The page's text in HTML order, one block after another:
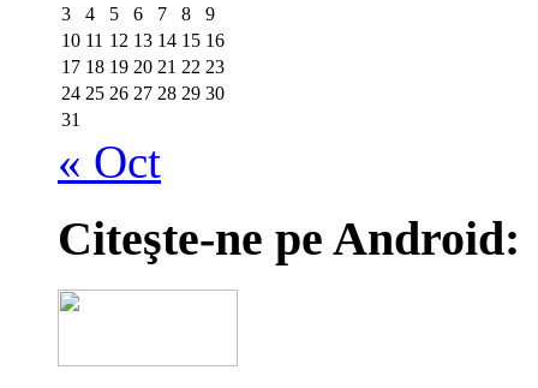
3
4 5 6 7 8
9
10 11 12 13 14 15 16
17 18 19 20 21 22 23
24 25 26 27 28 29 30
31
« Oct
Citeşte-ne pe Android: